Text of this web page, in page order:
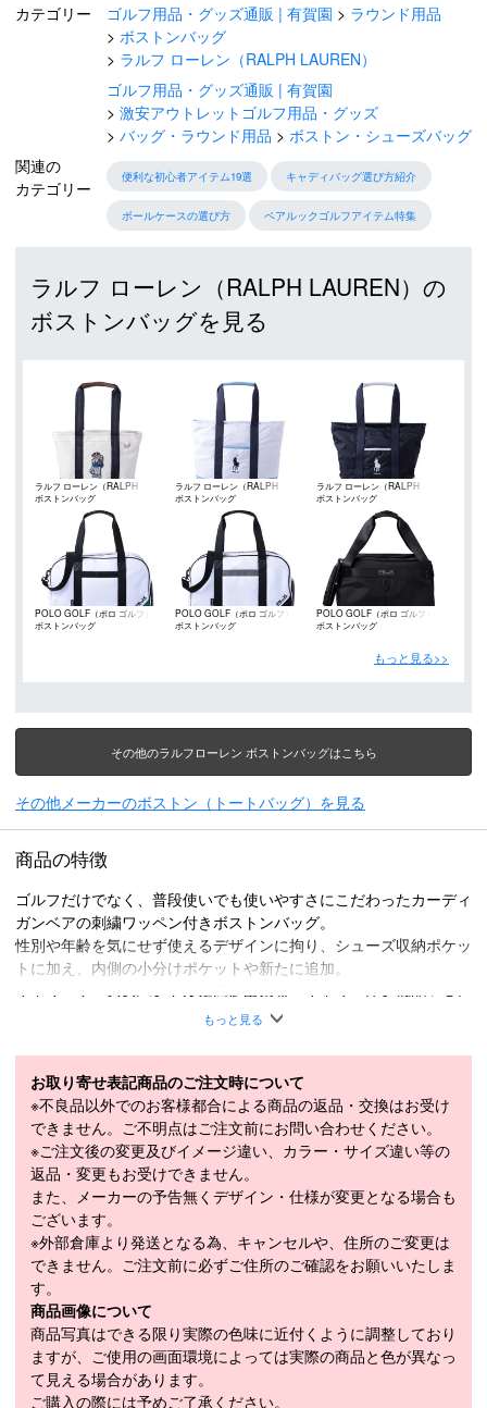
カテゴリー
ゴルフ用品・グッズ通販 | 有賀園
ラウンド用品
ボストンバッグ
ラルフ ローレン（RALPH LAUREN）
ゴルフ用品・グッズ通販 | 有賀園
激安アウトレットゴルフ用品・グッズ
バッグ・ラウンド用品
ボストン・シューズバッグ
関連の
カテゴリー
便利な初心者アイテム19選 キャディバッグ選び方紹介
ボールケースの選び方 ペアルックゴルフアイテム特集
ラルフ ローレン（RALPH LAUREN）の
ボストンバッグを見る
ラルフ ローレン（RALPH
LAUREN）
ボストンバッグ
ラルフ ローレン（RALPH
LAUREN）
ボストンバッグ
ラルフ ローレン（RALPH
LAUREN）
ボストンバッグ
POLO GOLF（ポロ ゴルフ）
ボストンバッグ
POLO GOLF（ポロ ゴルフ）
ボストンバッグ
POLO GOLF（ポロ ゴルフ）
ボストンバッグ
もっと見る>>
その他のラルフローレン ボストンバッグはこちら
その他メーカーのボストン（トートバッグ）を見る
商品の特徴
ゴルフだけでなく、普段使いでも使いやすさにこだわったカーディ
ガンベアの刺繍ワッペン付きボストンバッグ。
性別や年齢を気にせず使えるデザインに拘り、シューズ収納ポケッ
トに加え、内側の小分けポケットや新たに追加。
キャリーケースのハンドルに固定出来る「キャリーオン機能」など
機能性が大幅にアップデートしました。
・サイド：シューズ収納ポケット付き
・背面：キャリーオン機能付き
・ショルダーベルト付き
・内側のポケットは小分けポケットを充実
素材
ポリエステル/レザー
サイズ
W45×H30×D21cm
発売
2025年8月
商品在庫につきまして
在庫管理システム連動により、当店が運営する複数ショッピ
ングサイトと共有の設定になっております。
数分間隔での在庫情報更新になりますのでご注文のタイミン
もっと見る
お取り寄せ表記商品のご注文時について
※不良品以外でのお客様都合による商品の返品・交換はお受け
できません。ご不明点はご注文前にお問い合わせください。
※ご注文後の変更及びイメージ違い、カラー・サイズ違い等の
返品・変更もお受けできません。
また、メーカーの予告無くデザイン・仕様が変更となる場合も
ございます。
※外部倉庫より発送となる為、キャンセルや、住所のご変更は
できません。ご注文前に必ずご住所のご確認をお願いいたしま
す。
商品画像について
商品写真はできる限り実際の色味に近付くように調整しており
ますが、ご使用の画面環境によっては実際の商品と色が異なっ
て見える場合があります。
ご購入の際には予めご了承ください。